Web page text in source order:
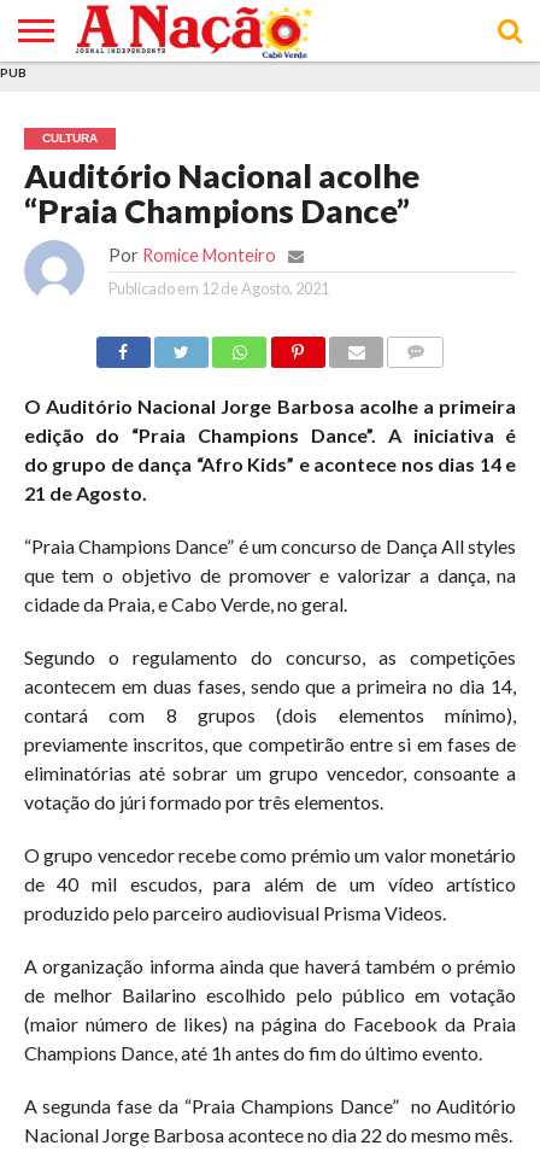
E DE
COOKIES
DE
UTILIZAÇÃO
PUB
CULTURA
Auditório Nacional acolhe
“Praia Champions Dance”
Por Romice Monteiro
Publicado em 12 de Agosto, 2021
O Auditório Nacional Jorge Barbosa acolhe a primeira
edição do “Praia Champions Dance”. A iniciativa é
do grupo de dança “Afro Kids” e acontece nos dias 14 e
21 de Agosto.
“Praia Champions Dance” é um concurso de Dança All styles
que tem o objetivo de promover e valorizar a dança, na
cidade da Praia, e Cabo Verde, no geral.
Segundo o regulamento do concurso, as competições
acontecem em duas fases, sendo que a primeira no dia 14,
contará com 8 grupos (dois elementos mínimo),
previamente inscritos, que competirão entre si em fases de
eliminatórias até sobrar um grupo vencedor, consoante a
votação do júri formado por três elementos.
O grupo vencedor recebe como prémio um valor monetário
de 40 mil escudos, para além de um vídeo artístico
produzido pelo parceiro audiovisual Prisma Videos.
A organização informa ainda que haverá também o prémio
de melhor Bailarino escolhido pelo público em votação
(maior número de likes) na página do Facebook da Praia
Champions Dance, até 1h antes do fim do último evento.
A segunda fase da “Praia Champions Dance” no Auditório
Nacional Jorge Barbosa acontece no dia 22 do mesmo mês.